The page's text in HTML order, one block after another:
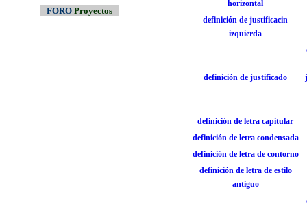
FORO Proyectos
horizontal
definición de justificacin
izquierda
definición de justificado
definición de letra capitular
definición de letra condensada
definición de letra de contorno
definición de letra de estilo
antiguo